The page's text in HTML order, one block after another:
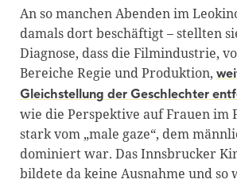
An so manchen Abenden im
damals dort beschäftigt – stellten
Diagnose, dass die Filmindustrie,
Bereiche Regie und Produktion,
Gleichstellung der Geschlechter
wie die Perspektive auf Frauen im
stark vom „male gaze“, dem
dominiert war. Das Innsbrucker
bildete da keine Ausnahme und so